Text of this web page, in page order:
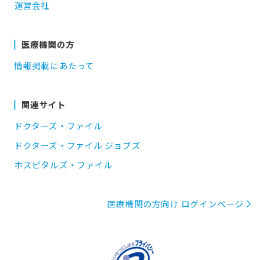
運営会社
医療機関の方
情報掲載にあたって
関連サイト
ドクターズ・ファイル
ドクターズ・ファイル ジョブズ
ホスピタルズ・ファイル
医療機関の方向け ログインページ